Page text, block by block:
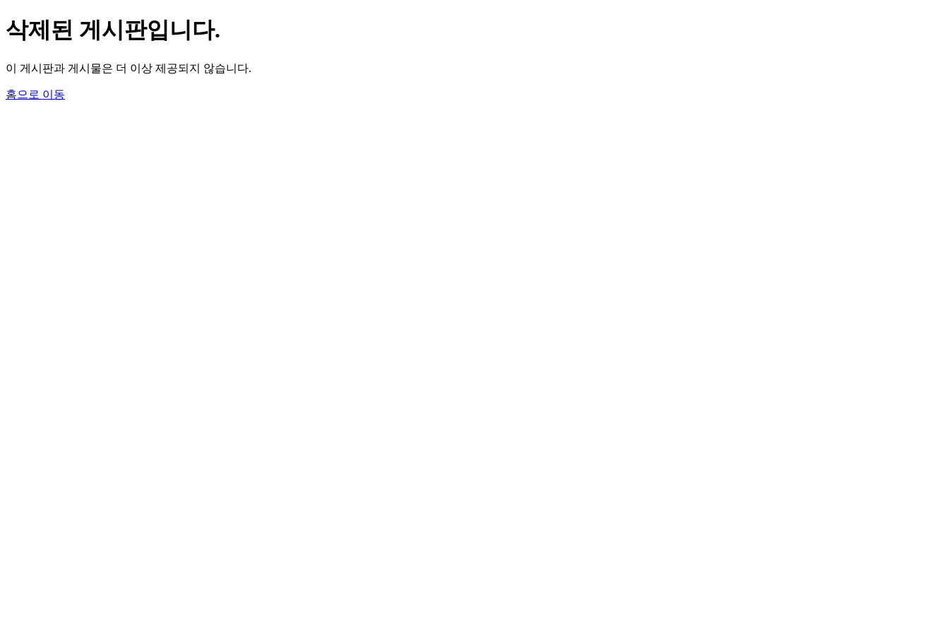
삭제된 게시판입니다.
이 게시판과 게시물은 더 이상 제공되지 않습니다.
홈으로 이동